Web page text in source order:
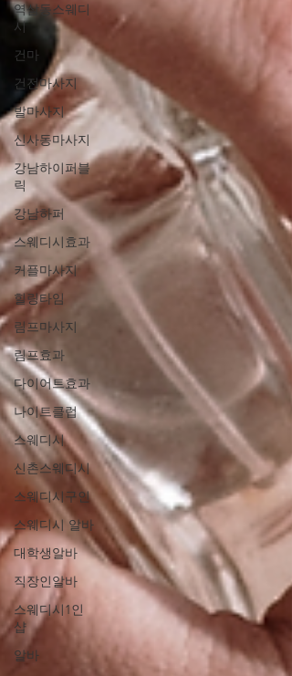
역삼동스웨디
시
건마
건전마사지
발마사지
신사동마사지
강남하이퍼블
릭
강남하퍼
스웨디시효과
커플마사지
힐링타임
림프마사지
림프효과
다이어트효과
나이트클럽
스웨디시
신촌스웨디시
스웨디시구인
스웨디시 알바
대학생알바
직장인알바
스웨디시1인
샵
알바